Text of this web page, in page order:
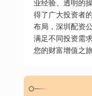
业经验、透明的
得了广大投资者
布局，深圳配资
满足不同投资需
您的财富增值之